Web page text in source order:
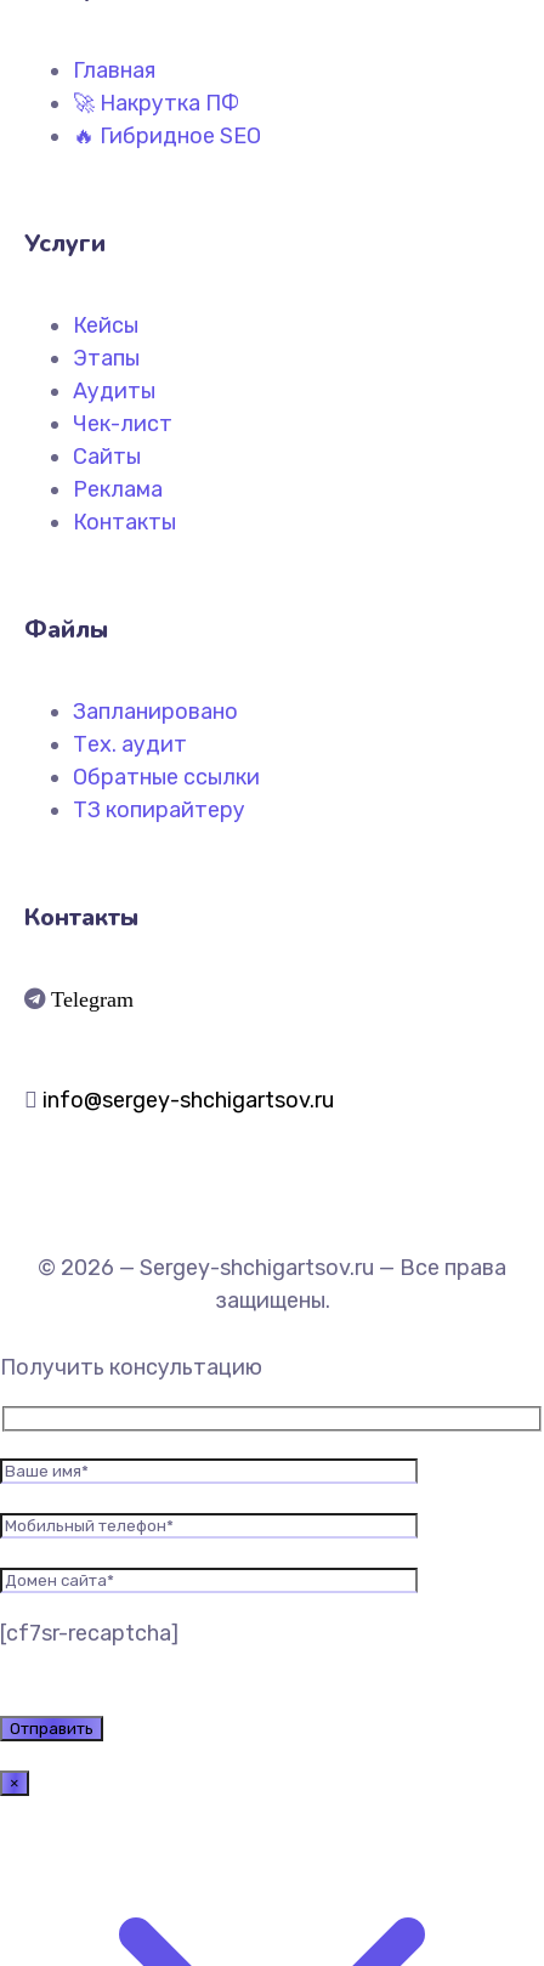
Главная
🚀 Накрутка ПФ
🔥 Гибридное SEO
Услуги
Кейсы
Этапы
Аудиты
Чек-лист
Сайты
Реклама
Контакты
Файлы
Запланировано
Тех. аудит
Обратные ссылки
ТЗ копирайтеру
Контакты
Telegram
info@sergey-shchigartsov.ru
© 2026 — Sergey-shchigartsov.ru — Все права
защищены.
Получить консультацию
[cf7sr-recaptcha]
×